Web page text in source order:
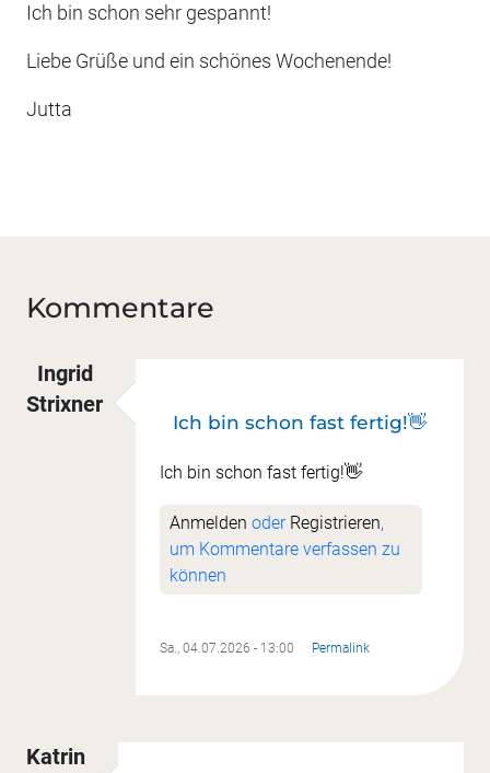
Ich bin schon sehr gespannt!
Liebe Grüße und ein schönes Wochenende!
Jutta
Kommentare
Ingrid
Strixner
Ich bin schon fast fertig!👋
Ich bin schon fast fertig!👋
Anmelden oder Registrieren,
um Kommentare verfassen zu
können
Sa., 04.07.2026 - 13:00 Permalink
Katrin